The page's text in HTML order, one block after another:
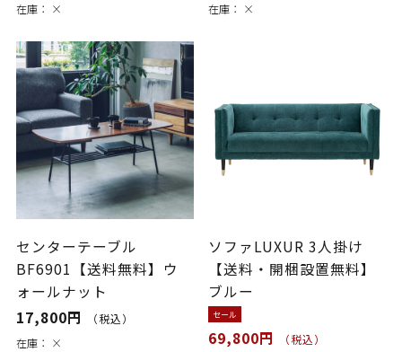
在庫： ×
在庫： ×
センターテーブル
BF6901【送料無料】ウ
ォールナット
17,800円
（税込）
在庫： ×
ソファLUXUR 3人掛け
【送料・開梱設置無料】
ブルー
セール
69,800円
（税込）